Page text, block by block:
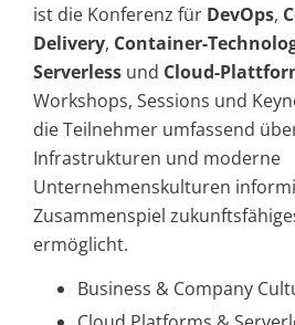
ist die Konferenz für DevOps,
Delivery, Container-
Serverless und Cloud-
Workshops, Sessions und
die Teilnehmer umfassend
Infrastrukturen und moderne
Unternehmenskulturen
Zusammenspiel
ermöglicht.
Business & Company